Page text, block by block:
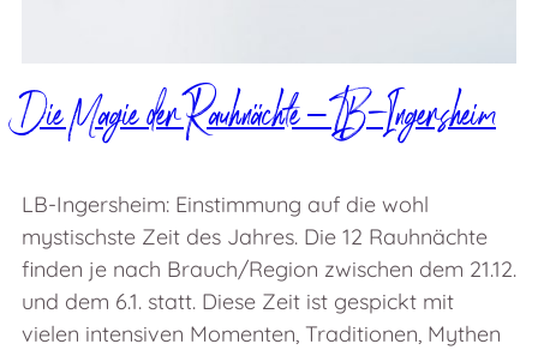
Die Magie der Rauhnächte – LB-Ingersheim
LB-Ingersheim: Einstimmung auf die wohl
mystischste Zeit des Jahres. Die 12 Rauhnächte
finden je nach Brauch/Region zwischen dem 21.12.
und dem 6.1. statt. Diese Zeit ist gespickt mit
vielen intensiven Momenten, Traditionen, Mythen